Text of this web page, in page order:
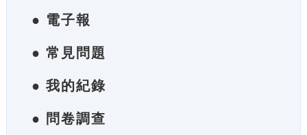
● 電子報
● 常見問題
● 我的紀錄
● 問卷調查